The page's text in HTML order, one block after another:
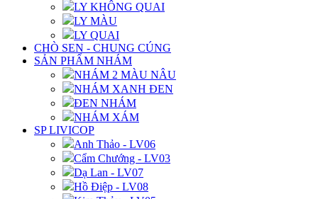
LY KHÔNG QUAI
LY MÀU
LY QUAI
CHÒ SEN - CHUNG CÚNG
SẢN PHẨM NHÁM
NHÁM 2 MÀU NÂU
NHÁM XANH ĐEN
ĐEN NHÁM
NHÁM XÁM
SP LIVICOP
Anh Thảo - LV06
Cẩm Chướng - LV03
Dạ Lan - LV07
Hồ Điệp - LV08